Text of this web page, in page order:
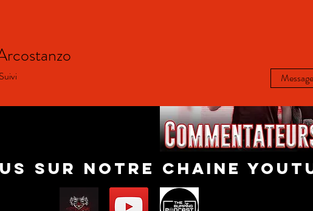
sur notre chaine
Suivi Message